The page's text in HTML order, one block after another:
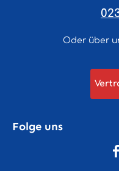
Oder über
Folge uns